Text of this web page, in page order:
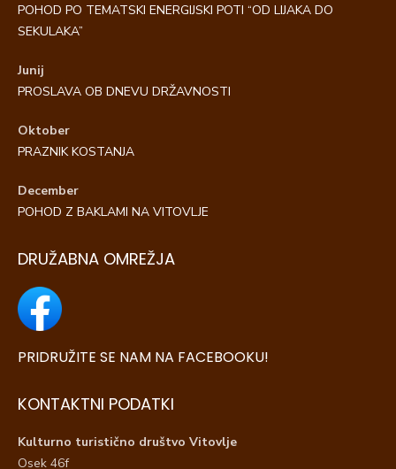
POHOD PO TEMATSKI ENERGIJSKI POTI “OD LIJAKA DO
SEKULAKA”
Junij
PROSLAVA OB DNEVU DRŽAVNOSTI
Oktober
PRAZNIK KOSTANJA
December
POHOD Z BAKLAMI NA VITOVLJE
DRUŽABNA OMREŽJA
PRIDRUŽITE SE NAM NA FACEBOOKU!
KONTAKTNI PODATKI
Kulturno turistično društvo Vitovlje
Osek 46f